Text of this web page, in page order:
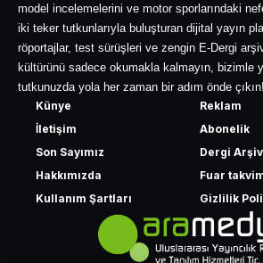
model incelemelerini ve motor sporlarındaki
iki teker tutkunlarıyla buluşturan dijital yayın
röportajlar, test sürüşleri ve zengin E-Dergi
kültürünü sadece okumakla kalmayın, bizimle
tutkunuzda yola her zaman bir adım önde çıkın!
Künye
İletişim
Son Sayımız
Hakkımızda
Kullanım Şartları
Reklam
Abonelik
Dergi
Fuar
Gizlilik